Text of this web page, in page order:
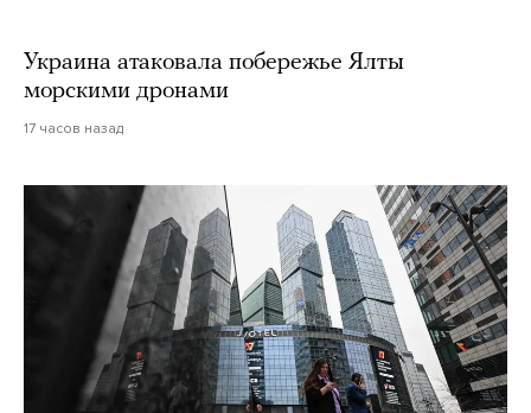
Украина атаковала побережье Ялты
морскими дронами
17 часов назад